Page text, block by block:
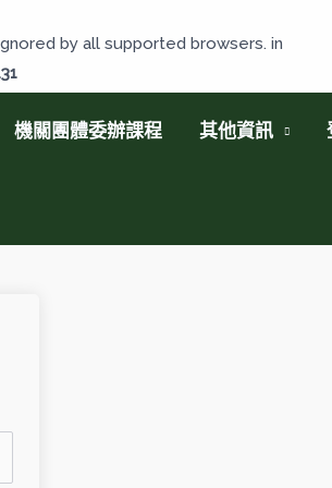
by all supported browsers. in
機關團體委辦課程 其他資訊